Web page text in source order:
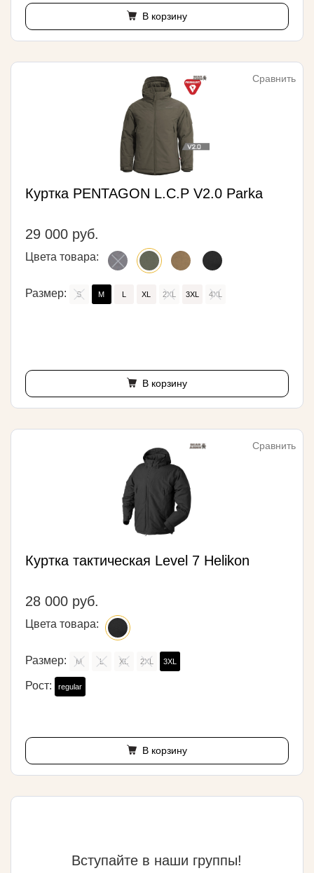
В корзину
Сравнить
Куртка PENTAGON L.C.P V2.0 Parka
29 000 руб.
Цвета товара:
Размер: S M L XL 2XL 3XL 4XL
В корзину
Сравнить
Куртка тактическая Level 7 Helikon
28 000 руб.
Цвета товара:
Размер: M L XL 2XL 3XL
Рост: regular
В корзину
Вступайте в наши группы!